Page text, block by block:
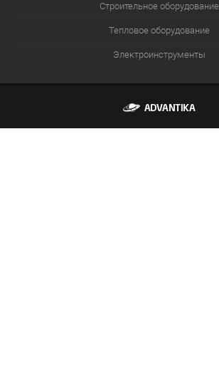
Строительное оборудование
Тепловое оборудование
Электроинструменты